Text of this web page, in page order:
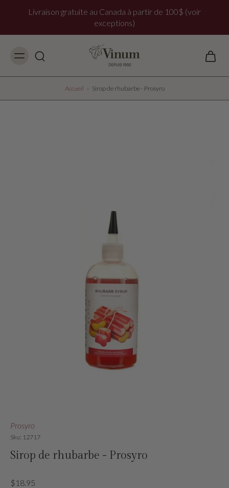
Livraison gratuite au Canada à partir de 100$ (voir
exceptions)
Accueil › Sirop de rhubarbe - Prosyro
Prosyro
Sku: 12717
Sirop de rhubarbe - Prosyro
$18.95